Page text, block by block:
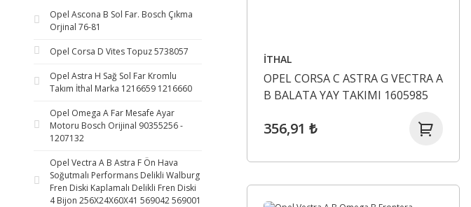
Opel Ascona B Sol Far. Bosch Çıkma
Orjinal 76-81
Opel Corsa D Vites Topuz 5738057
Opel Astra H Sağ Sol Far Kromlu
Takım İthal Marka 1216659 1216660
Opel Omega A Far Mesafe Ayar
Motoru Bosch Orijinal 90355256 -
1207132
Opel Vectra A B Astra F Ön Hava
Soğutmalı Performans Delikli Walburg
Fren Diski Kaplamalı Delikli Fren Diski
4 Bijon 256X24X60X41 569042 569001
İTHAL
OPEL CORSA C ASTRA G VECTRA A
B BALATA YAY TAKIMI 1605985
356,91 ₺